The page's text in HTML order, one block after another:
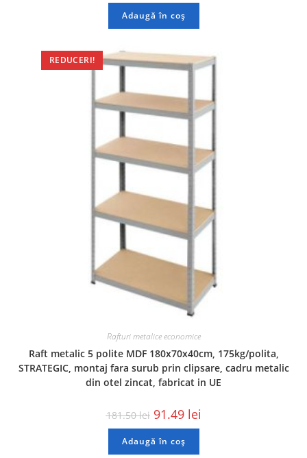
Adaugă în coș
REDUCERI!
Rafturi metalice economice
Raft metalic 5 polite MDF 180x70x40cm, 175kg/polita,
STRATEGIC, montaj fara surub prin clipsare, cadru metalic
din otel zincat, fabricat in UE
181.50lei 91.49 lei
Adaugă în coș